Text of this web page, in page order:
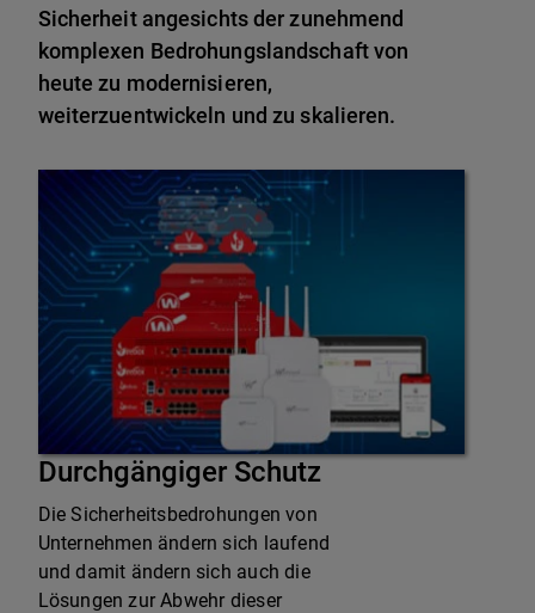
Sicherheit angesichts der zunehmend
komplexen Bedrohungslandschaft von
heute zu modernisieren,
weiterzuentwickeln und zu skalieren.
Durchgängiger Schutz
Die Sicherheitsbedrohungen von
Unternehmen ändern sich laufend
und damit ändern sich auch die
Lösungen zur Abwehr dieser